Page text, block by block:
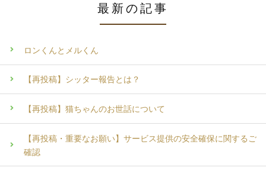
最新の記事
ロンくんとメルくん
【再投稿】シッター報告とは？
【再投稿】猫ちゃんのお世話について
【再投稿・重要なお願い】サービス提供の安全確保に関するご
確認